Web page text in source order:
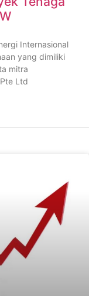
Internasional
yang dimiliki
mitra
Ltd